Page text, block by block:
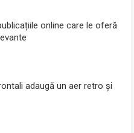
online care le oferă
adaugă un aer retro și